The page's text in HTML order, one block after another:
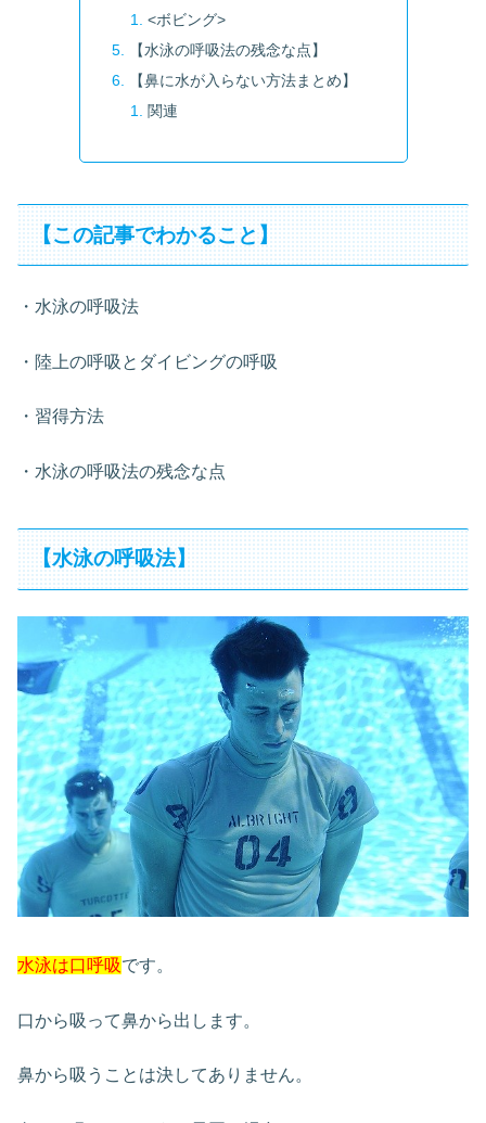
<ボビング>
【水泳の呼吸法の残念な点】
【鼻に水が入らない方法まとめ】
関連
【この記事でわかること】
・水泳の呼吸法
・陸上の呼吸とダイビングの呼吸
・習得方法
・水泳の呼吸法の残念な点
【水泳の呼吸法】
水泳は口呼吸です。
口から吸って鼻から出します。
鼻から吸うことは決してありません。